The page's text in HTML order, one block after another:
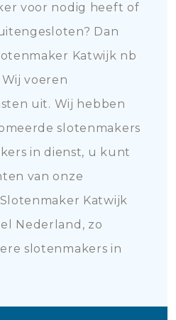
voor nodig heeft of
Dan
Katwijk nb
voeren
uit. Wij hebben
slotenmakers
in dienst, u kunt
van onze
Katwijk
Nederland, zo
slotenmakers in